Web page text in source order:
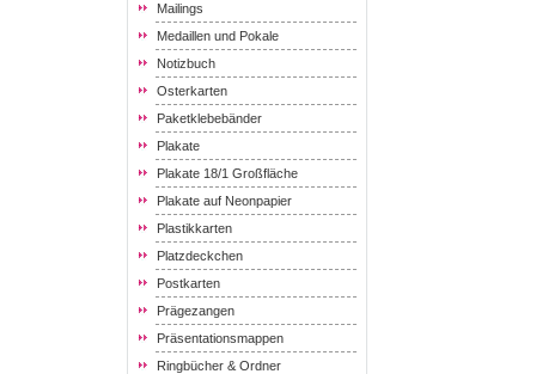
Mailings
Medaillen und Pokale
Notizbuch
Osterkarten
Paketklebebänder
Plakate
Plakate 18/1 Großfläche
Plakate auf Neonpapier
Plastikkarten
Platzdeckchen
Postkarten
Prägezangen
Präsentationsmappen
Ringbücher & Ordner